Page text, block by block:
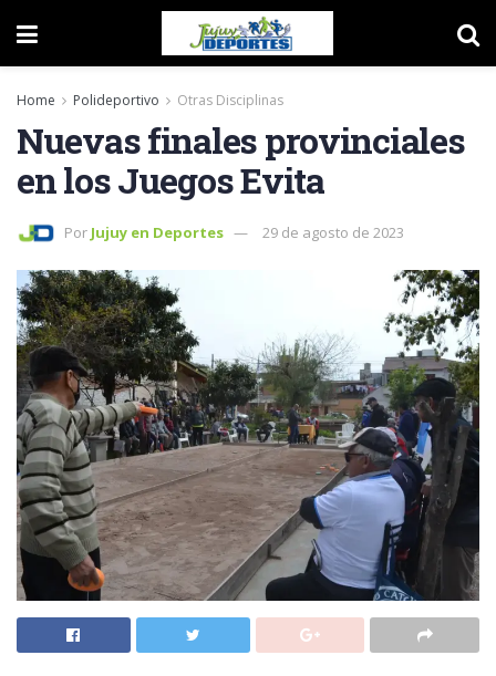
Home Polideportivo Otras Disciplinas
Nuevas finales provinciales
en los Juegos Evita
Por Jujuy en Deportes 29 de agosto de 2023